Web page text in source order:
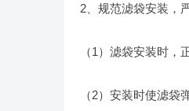
2、规范滤袋安装，
（1）滤袋安装时，
（2）安装时使滤